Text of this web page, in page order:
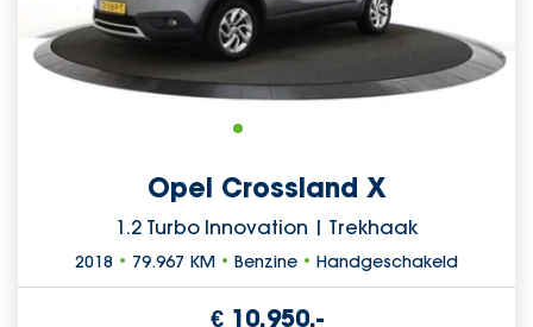
Opel Crossland X
1.2 Turbo Innovation | Trekhaak
2018 • 79.967 KM • Benzine • Handgeschakeld
€ 10.950,-